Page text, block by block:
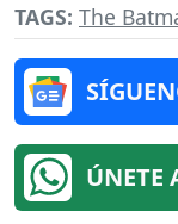
TAGS: The
ÚNETE